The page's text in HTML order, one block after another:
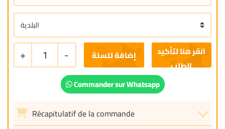
+ 1 - إضافة للسلة
Commander sur Whatsapp
Récapitulatif de la commande